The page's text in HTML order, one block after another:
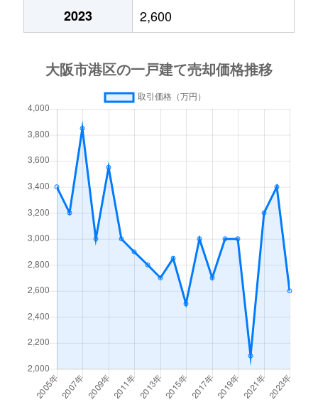
2023
2,600